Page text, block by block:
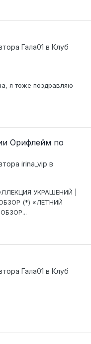
Гала01 в Клуб
я тоже поздравляю
Орифлейм по
irina_vip в
УКРАШЕНИЙ |
(*) «ЛЕТНИЙ
Гала01 в Клуб